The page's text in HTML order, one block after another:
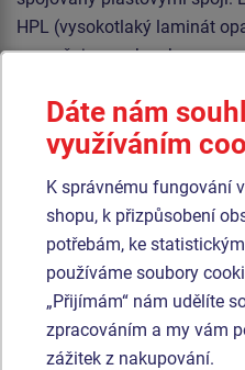
HPL (vysokotlaký laminát
vyznačuje vysokou
vyrobeny z polyesteru, to
stálobarevnost i šetrný
Produkt - SSE-8112K-10
Šplhací sestava -
celokovová
Dáte nám
využíváním
K správnému fungování
shopu, k přizpůsobení
potřebám, ke
používáme soubory
„Přijímám“ nám udělíte
zpracováním a my vám
zážitek z nakupování.